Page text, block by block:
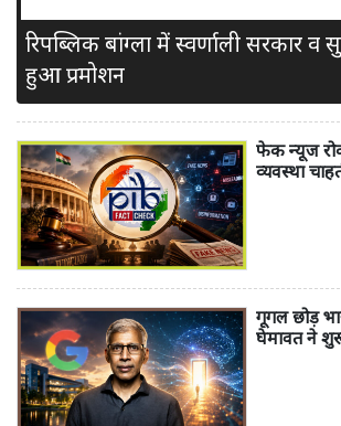
रिपब्लिक बांग्ला में स्वर्णाली सरकार व
हुआ प्रमोशन
फेक न्यूज
व्यवस्था
गूगल छोड़
घेमावत ने